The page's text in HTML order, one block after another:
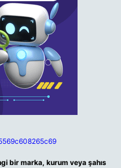
bir marka, kurum veya şahıs